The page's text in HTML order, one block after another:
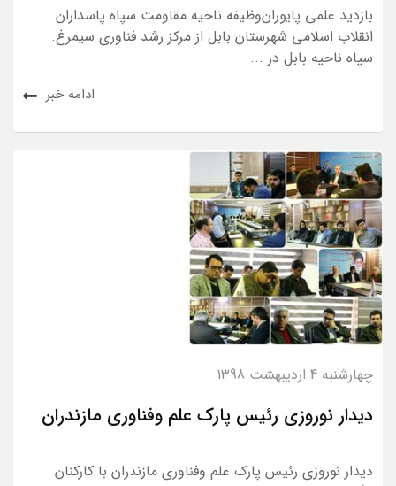
بازدید علمی پایوران‌وظیفه ناحیه مقاومت سپاه پاسداران
انقلاب اسلامی شهرستان بابل از مرکز رشد فناوری سیمرغ.
سپاه ناحیه بابل در ...
ادامه خبر
چهارشنبه 4 اردیبهشت 1398
دیدار نوروزی رئیس پارک علم وفناوری مازندران
دیدار نوروزی رئیس پارک علم وفناوری مازندران با کارکنان